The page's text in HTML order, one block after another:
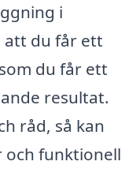
i
att du får ett
du får ett
resultat.
råd, så kan
och funktionell